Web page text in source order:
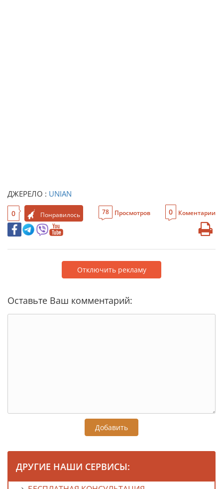
ДЖЕРЕЛО : UNIAN
0 Понравилось 78 Просмотров 0 Коментарии
Отключить рекламу
Оставьте Ваш комментарий:
Добавить
ДРУГИЕ НАШИ СЕРВИСЫ: